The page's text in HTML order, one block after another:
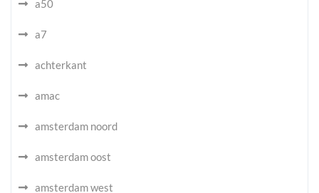
a50
a7
achterkant
amac
amsterdam noord
amsterdam oost
amsterdam west